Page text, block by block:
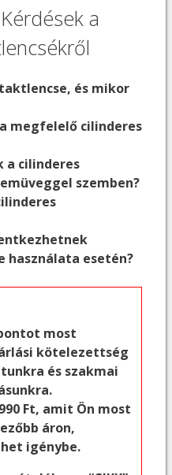
a
és mikor
megfelelő cilinderes
a cilinderes
szemben?
használata esetén?
most
kötelezettség
és szakmai
Ft, amit Ön most
áron,
igénybe.